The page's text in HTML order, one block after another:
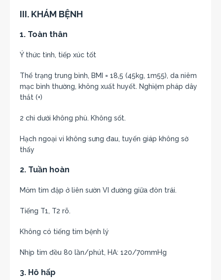
III. KHÁM BỆNH
1. Toàn thân
Ý thức tỉnh, tiếp xúc tốt
Thể trạng trung bình, BMI = 18,5 (45kg, 1m55), da niêm
mạc bình thường, không xuất huyết. Nghiệm pháp dây
thắt (+)
2 chi dưới không phù. Không sốt.
Hạch ngoại vi không sưng đau, tuyến giáp không sờ
thấy
2. Tuần hoàn
Mỏm tim đập ở liên sườn VI đường giữa đòn trái.
Tiếng T1, T2 rõ.
Không có tiếng tim bệnh lý
Nhịp tim đều 80 lần/phút, HA: 120/70mmHg
3. Hô hấp